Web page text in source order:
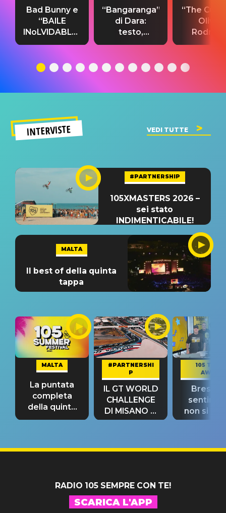
Bad Bunny e
“BAILE
INoLVIDABLE”:
testo,
significato
“Bangaranga”
di Dara:
testo,
traduzione e
del singolo
“The
Olivia
testo,
INTERVISTE VEDI TUTTE
#PARTNERSHIP
105XMASTERS 2026 –
sei stato
INDIMENTICABILE!
MALTA
Il best of della quinta
tappa
MALTA
La puntata
completa
della quinta
tappa
#PARTNERSHI
P
IL GT WORLD
CHALLENGE
DI MISANO si
riconferma
105 TAKE
AWAY
Bresh:
non si
fino alla
RADIO 105 SEMPRE CON TE!
SCARICA L'APP